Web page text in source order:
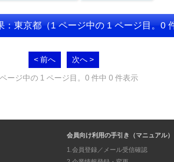
：東京都（1 ページ中の 1 ページ目。0
< 前へ 次へ >
ージ中の 1 ページ目。0 件中 0 件表示
会員向け利用の手引き（マニュアル）
1.会員登録／メール受信確認